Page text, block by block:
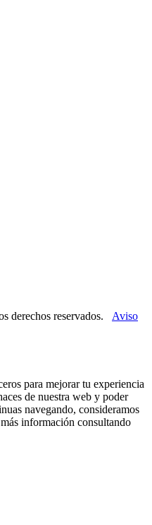
derechos reservados. Aviso
para mejorar tu experiencia
de nuestra web y poder
navegando, consideramos
información consultando